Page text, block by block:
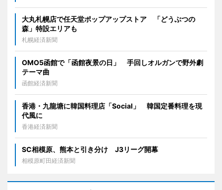
大丸札幌店で任天堂ポップアップストア 「どうぶつの
森」特設エリアも
札幌経済新聞
OMO5函館で「函館夜景の日」 手回しオルガンで野外劇
テーマ曲
函館経済新聞
香港・九龍塘に韓国料理店「Social」 韓国定番料理を現
代風に
香港経済新聞
SC相模原、熊本と引き分け J3リーグ開幕
相模原町田経済新聞